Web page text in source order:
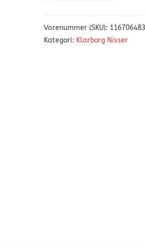
Varenummer (SKU):
Kategori: Klarborg Nisser